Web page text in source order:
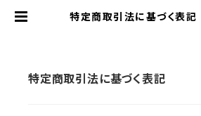
特定商取引法に基づく表
特定商取引法に基づく表記